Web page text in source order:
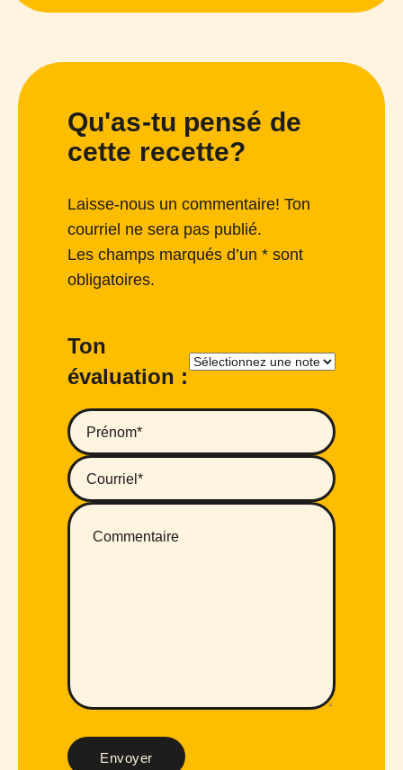
Qu'as-tu pensé de
cette recette?
Laisse-nous un commentaire! Ton
courriel ne sera pas publié.
Les champs marqués d’un * sont
obligatoires.
Ton
évaluation :
Envoyer